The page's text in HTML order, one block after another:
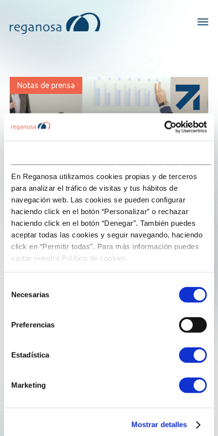
En Reganosa utilizamos cookies propias y de terceros
para analizar el tráfico de visitas y tus hábitos de
navegación web. Las cookies se pueden configurar
haciendo click en el botón “Personalizar” o rechazar
haciendo click en el botón “Denegar”. También puedes
aceptar todas las cookies y seguir navegando, haciendo
click en “Permitir todas”. Para más información puedes
visitar nuestra Política de cookies.
Necesarias
Preferencias
Estadística
Marketing
Mostrar detalles
Notas de prensa
25 de mayo de 2020 jorgeperezreganosa
REGANOSA EMPRENDE UN NUEVO
INCREMENTO DE PLANTILLA
La primera multinacional gallega de la energía inicia hoy
otro proceso de selección de personal para consolidar
decena de ingenieros recién titulados, el grupo
alcanzará los 150 empleados, más del doble que en…